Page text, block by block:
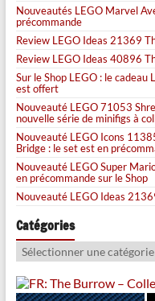
Nouveautés LEGO Marvel
précommande
Review LEGO Ideas 21369
Review LEGO Ideas 40896
Sur le Shop LEGO : le
est offert
Nouveauté LEGO 71053
nouvelle série de minifigs à
Nouveauté LEGO Icons
Bridge : le set est en
Nouveauté LEGO Super
en précommande sur le Shop
Nouveauté LEGO Ideas
Catégories
Catégories